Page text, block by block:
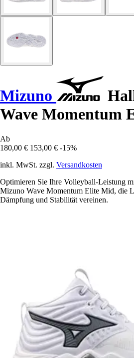
Mizuno
Wave Momentum
Ab
180,00 € 153,00 € -15%
inkl. MwSt. zzgl. Versandkosten
Optimieren Sie Ihre Volleyball-Leistung
Mizuno Wave Momentum Elite Mid, die
Dämpfung und Stabilität vereinen.